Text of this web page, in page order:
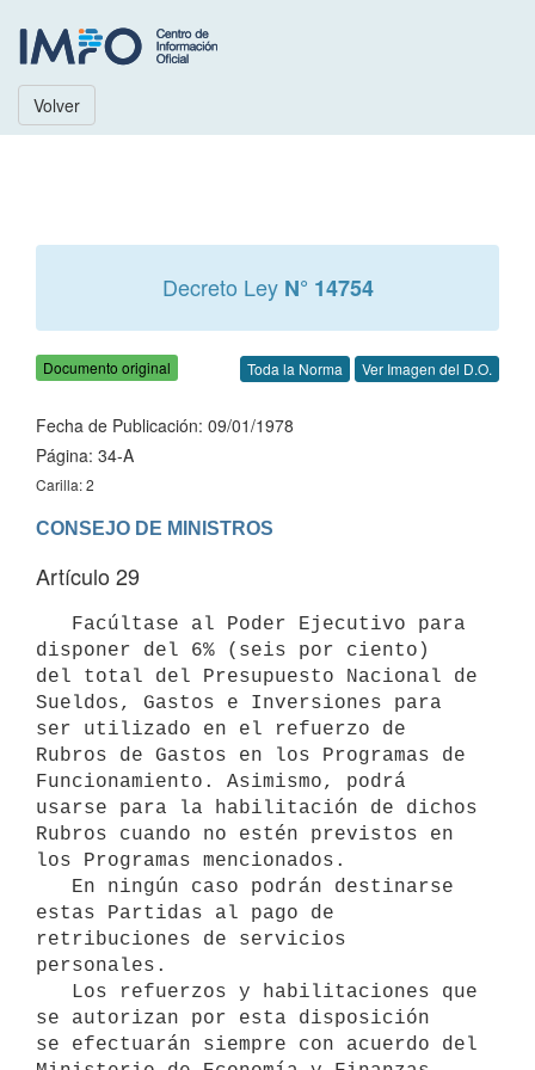
Volver
Decreto Ley N° 14754
Documento original Toda la Norma Ver Imagen del D.O.
Fecha de Publicación: 09/01/1978
Página: 34-A
Carilla: 2
CONSEJO DE MINISTROS
Artículo 29
disponer del 6% (seis por ciento)
del total del Presupuesto Nacional de
Sueldos, Gastos e Inversiones para
ser utilizado en el refuerzo de
Rubros de Gastos en los Programas de
Funcionamiento. Asimismo, podrá
usarse para la habilitación de dichos
Rubros cuando no estén previstos en
los Programas mencionados.
estas Partidas al pago de
retribuciones de servicios
personales.
se autorizan por esta disposición
se efectuarán siempre con acuerdo del